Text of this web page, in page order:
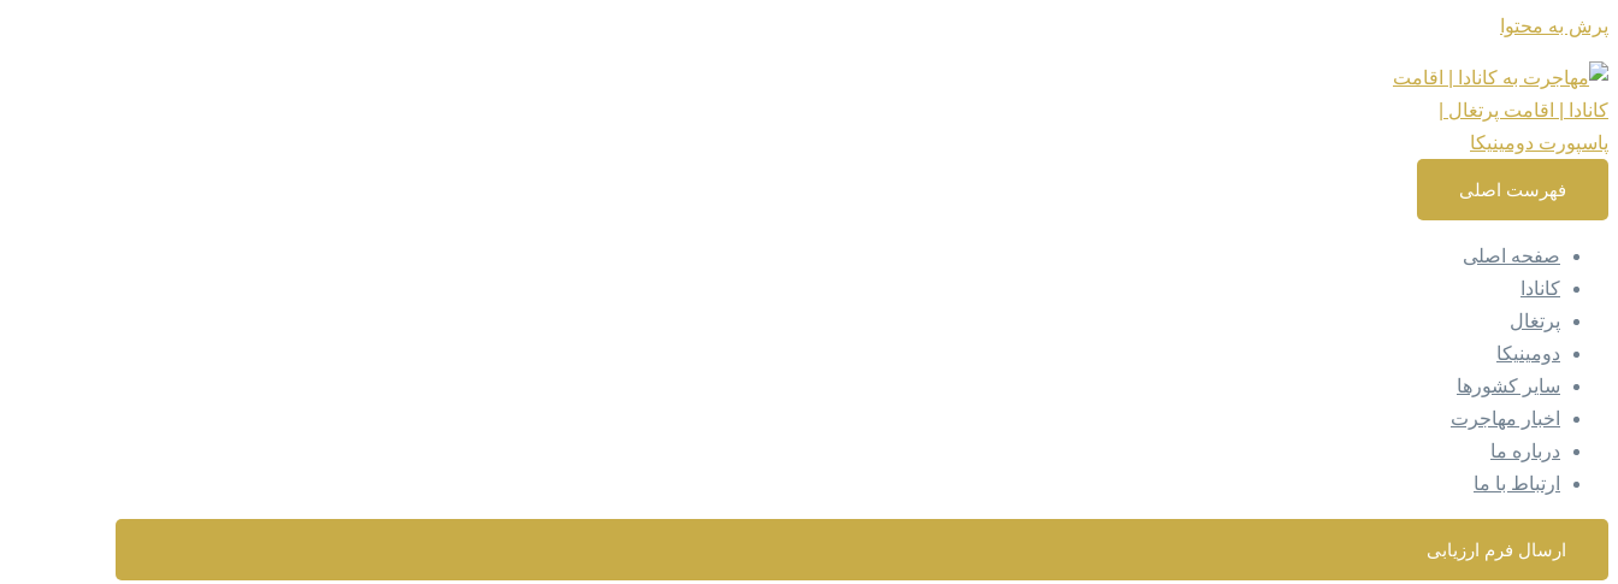
پرش به محتوا
فهرست اصلی
صفحه اصلی
کانادا
پرتغال
دومینیکا
سایر کشورها
اخبار مهاجرت
درباره ما
ارتباط با ما
ارسال فرم ارزیابی